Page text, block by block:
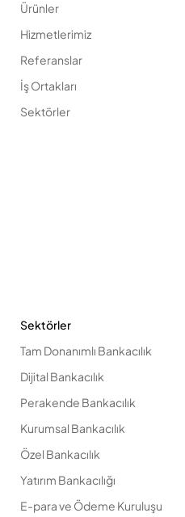
Ürünler
Hizmetlerimiz
Referanslar
İş Ortakları
Sektörler
Sektörler
Tam Donanımlı Bankacılık
Dijital Bankacılık
Perakende Bankacılık
Kurumsal Bankacılık
Özel Bankacılık
Yatırım Bankacılığı
E-para ve Ödeme Kuruluşu